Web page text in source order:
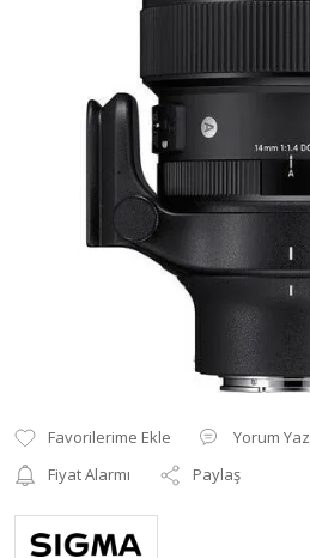
Yorum Yaz
Fiyat Alarmı
Paylaş